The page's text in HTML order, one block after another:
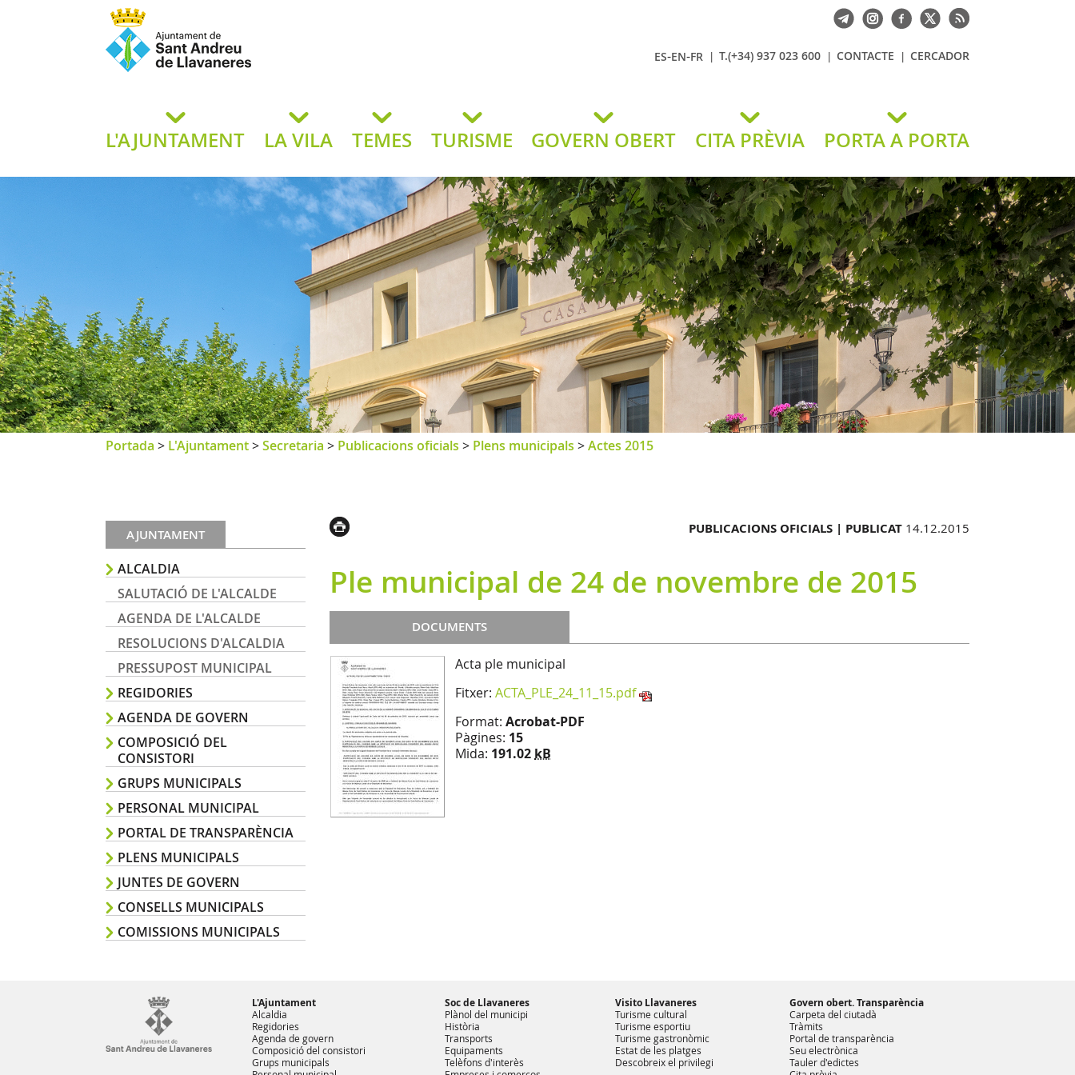
de Llavaneres
ES-EN-FR T.(+34) 937 023 600 CONTACTE CERCADOR
L'AJUNTAMENT LA VILA TEMES TURISME GOVERN OBERT CITA PRÈVIA PORTA A PORTA
Portada > L'Ajuntament>Secretaria > Publicacions oficials > Plens municipals >Actes 2015
AJUNTAMENT
ALCALDIA
SALUTACIÓ DE L'ALCALDE
AGENDA DE L'ALCALDE
RESOLUCIONS D'ALCALDIA
PRESSUPOST MUNICIPAL
REGIDORIES
AGENDA DE GOVERN
COMPOSICIÓ DEL
CONSISTORI
GRUPS MUNICIPALS
PERSONAL MUNICIPAL
PORTAL DE TRANSPARÈNCIA
PLENS MUNICIPALS
JUNTES DE GOVERN
CONSELLS MUNICIPALS
COMISSIONS MUNICIPALS
PUBLICACIONS OFICIALS | PUBLICAT 14.12.2015
Ple municipal de 24 de novembre de 2015
DOCUMENTS
Acta ple municipal
Fitxer: ACTA_PLE_24_11_15.pdf
Format: Acrobat-PDF
Pàgines: 15
Mida: 191.02 kB
L'Ajuntament
Alcaldia
Regidories
Agenda de govern
Composició del consistori
Grups municipals
Soc de Llavaneres
Plànol del municipi
Història
Transports
Equipaments
Telèfons d'interès
Visito Llavaneres
Turisme cultural
Turisme esportiu
Turisme gastronòmic
Estat de les platges
Descobreix el privilegi
Govern obert. Transparència
Carpeta del ciutadà
Tràmits
Portal de transparència
Seu electrònica
Tauler d'edictes